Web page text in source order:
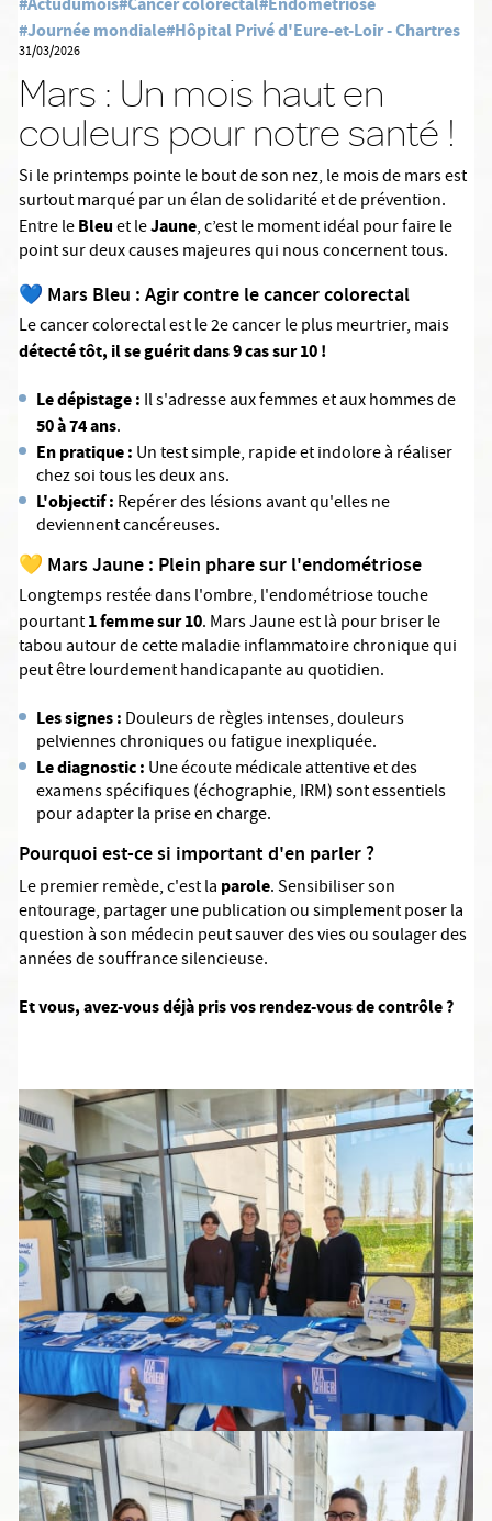
#Journée mondiale#Hôpital Privé d'Eure-et-Loir - Chartres
31/03/2026
Mars : Un mois haut en
couleurs pour notre santé !
Si le printemps pointe le bout de son nez, le mois de mars est
surtout marqué par un élan de solidarité et de prévention.
Entre leBleuet leJaune, c’est le moment idéal pour faire le
point sur deux causes majeures qui nous concernent tous.
💙 Mars Bleu : Agir contre le cancer colorectal
Le cancer colorectal est le 2e cancer le plus meurtrier, mais
détecté tôt, il se guérit dans 9 cas sur 10 !
Le dépistage : Il s'adresse aux femmes et aux hommes de
50 à 74 ans.
En pratique : Un test simple, rapide et indolore à réaliser
chez soi tous les deux ans.
L'objectif : Repérer des lésions avant qu'elles ne
deviennent cancéreuses.
💛 Mars Jaune : Plein phare sur l'endométriose
Longtemps restée dans l'ombre, l'endométriose touche
pourtant1 femme sur 10. Mars Jaune est là pour briser le
tabou autour de cette maladie inflammatoire chronique qui
peut être lourdement handicapante au quotidien.
Les signes : Douleurs de règles intenses, douleurs
pelviennes chroniques ou fatigue inexpliquée.
Le diagnostic : Une écoute médicale attentive et des
examens spécifiques (échographie, IRM) sont essentiels
pour adapter la prise en charge.
Pourquoi est-ce si important d'en parler ?
Le premier remède, c'est la parole. Sensibiliser son
entourage, partager une publication ou simplement poser la
question à son médecin peut sauver des vies ou soulager des
années de souffrance silencieuse.
Et vous, avez-vous déjà pris vos rendez-vous de contrôle ?